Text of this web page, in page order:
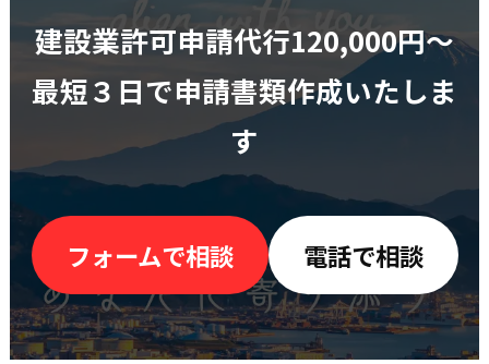
建設業許可申請代行120,000円〜
最短３日で申請書類作成いたしま
す
フォームで相談 電話で相談